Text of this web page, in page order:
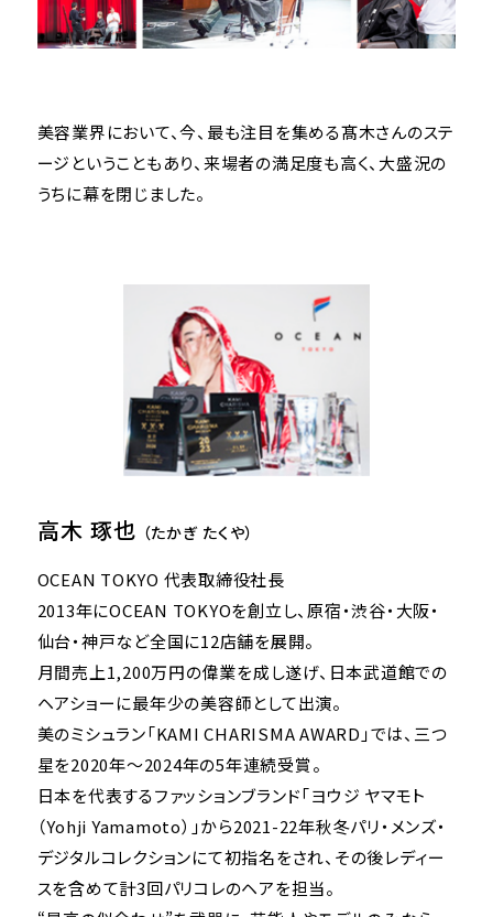
美容業界において、今、最も注目を集める髙木さんのステ
ージということもあり、来場者の満足度も高く、大盛況の
うちに幕を閉じました。
高木 琢也 （たかぎ たくや）
OCEAN TOKYO 代表取締役社長
2013年にOCEAN TOKYOを創立し、原宿・渋谷・大阪・
仙台・神戸など全国に12店舗を展開。
月間売上1,200万円の偉業を成し遂げ、日本武道館での
ヘアショーに最年少の美容師として出演。
美のミシュラン「KAMI CHARISMA AWARD」では、三つ
星を2020年～2024年の5年連続受賞。
日本を代表するファッションブランド「ヨウジ ヤマモト
（Yohji Yamamoto）」から2021-22年秋冬パリ・メンズ・
デジタルコレクションにて初指名をされ、その後レディー
スを含めて計3回パリコレのヘアを担当。